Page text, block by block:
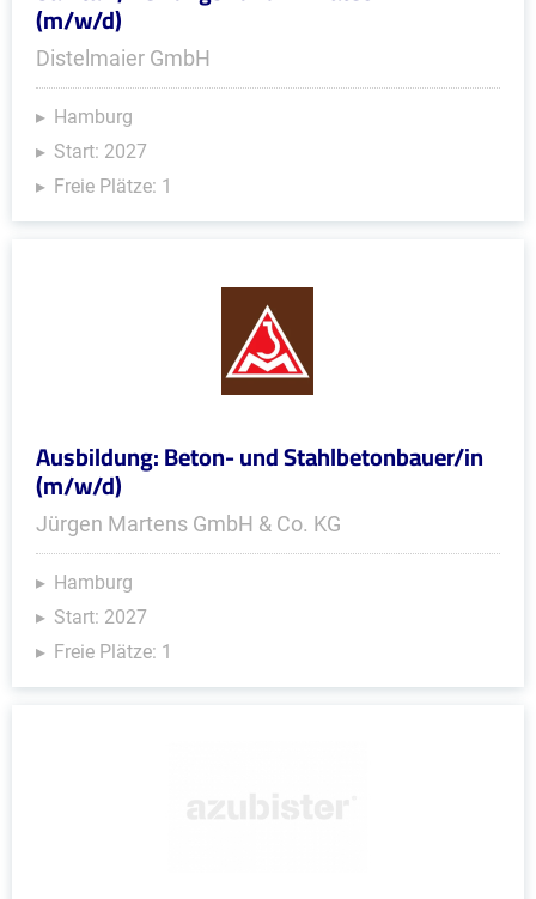
(m/w/d)
Distelmaier GmbH
Hamburg
Start: 2027
Freie Plätze: 1
Ausbildung: Beton- und Stahlbetonbauer/in
(m/w/d)
Jürgen Martens GmbH & Co. KG
Hamburg
Start: 2027
Freie Plätze: 1